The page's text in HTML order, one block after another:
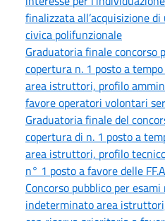
finalizzata all’acquisizione
civica polifunzionale
Graduatoria finale concorso
copertura n. 1 posto a
area istruttori, profilo
favore operatori volontari
Graduatoria finale del
copertura di n. 1 posto a
area istruttori, profilo
n° 1 posto a favore delle
Concorso pubblico per
indeterminato area